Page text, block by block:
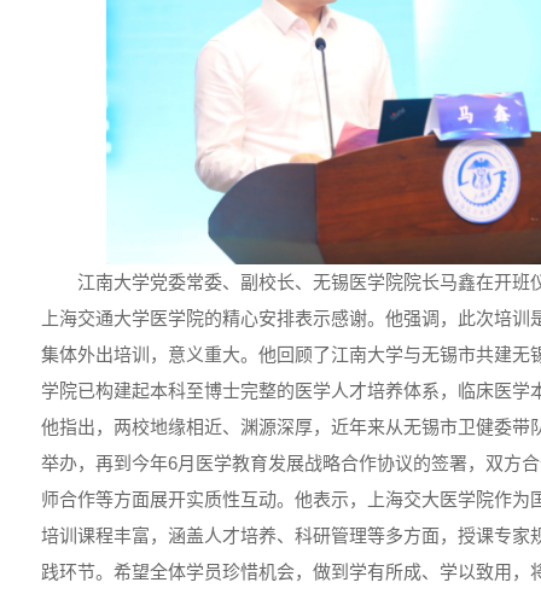
江南大学党委常委、副校长、无锡医学院院长马鑫在开班
上海交通大学医学院的精心安排表示感谢。他强调，此次培
集体外出培训，意义重大。他回顾了江南大学与无锡市共建无
学院已构建起本科至博士完整的医学人才培养体系，临床医学
他指出，两校地缘相近、渊源深厚，近年来从无锡市卫健委带
举办，再到今年6月医学教育发展战略合作协议的签署，双方
师合作等方面展开实质性互动。他表示，上海交大医学院作为
培训课程丰富，涵盖人才培养、科研管理等多方面，授课专家
践环节。希望全体学员珍惜机会，做到学有所成、学以致用，